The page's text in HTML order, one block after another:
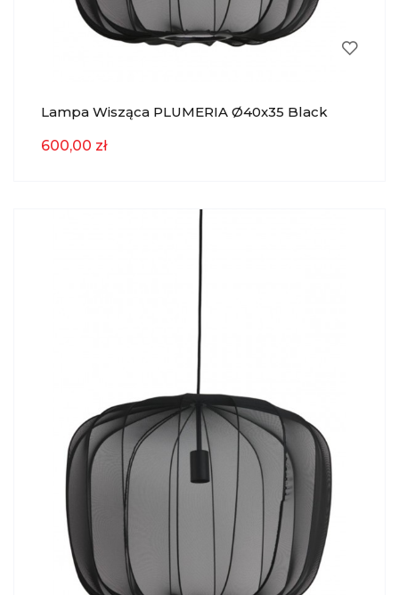
Lampa Wisząca PLUMERIA Ø40x35 Black
600,00 zł